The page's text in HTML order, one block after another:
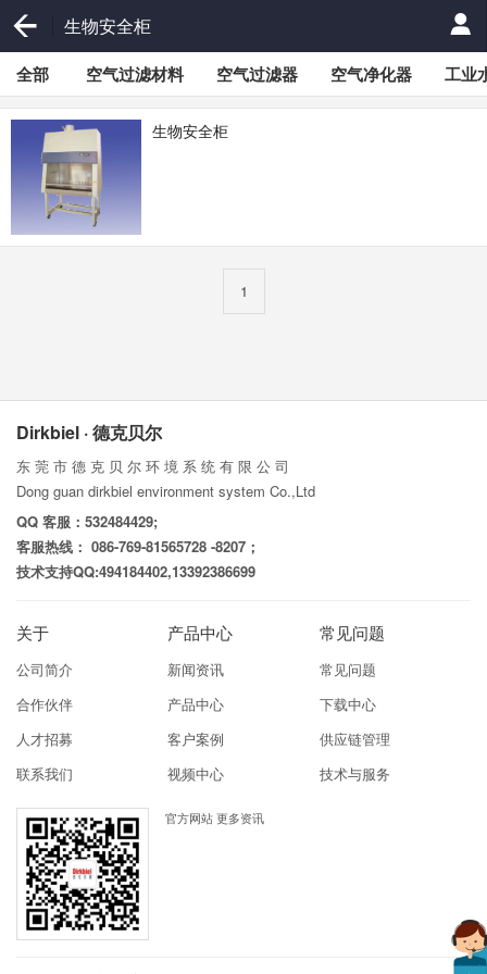
生物安全柜
全部 空气过滤材料 空气过滤器 空气净化器 工业
生物安全柜
1
Dirkbiel · 德克贝尔
东 莞 市 德 克 贝 尔 环 境 系 统 有 限 公 司
Dong guan dirkbiel environment system Co.,Ltd
QQ 客服：532484429;
客服热线： 086-769-81565728 -8207；
技术支持QQ:494184402,13392386699
关于
公司简介
合作伙伴
人才招募
联系我们
产品中心
新闻资讯
产品中心
客户案例
视频中心
常见问题
常见问题
下载中心
供应链管理
技术与服务
官方网站 更多资讯